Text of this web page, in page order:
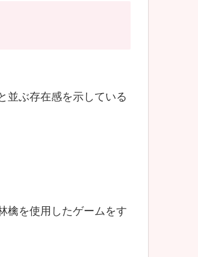
並ぶ存在感を示している
檎を使用したゲームをす